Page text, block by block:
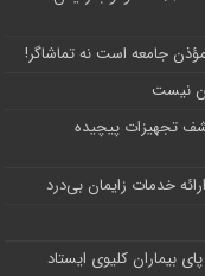
جامعه است نه تماشاگر!
نیست
تجهیزات پیچیده
بیماران کلیوی ایستاد